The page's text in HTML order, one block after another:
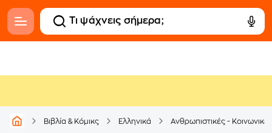
Βιβλία & Κόμικς Ελληνικά Ανθρωπιστικές -